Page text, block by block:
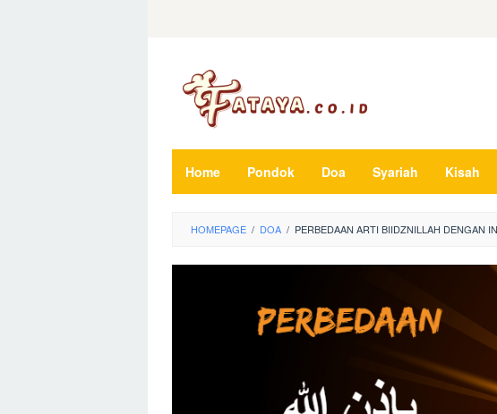
Home Pondok Doa Syariah Kisah
HOMEPAGE / DOA / PERBEDAAN ARTI BIIDZNILLAH DENGAN